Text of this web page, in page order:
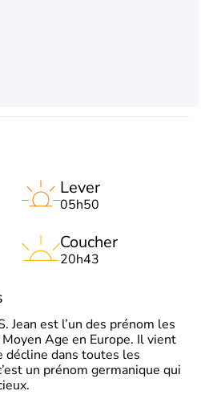
Lever
05h50
Coucher
20h43
Jean est l’un des prénom les
Age en Europe. Il vient
décline dans toutes les
un prénom germanique qui